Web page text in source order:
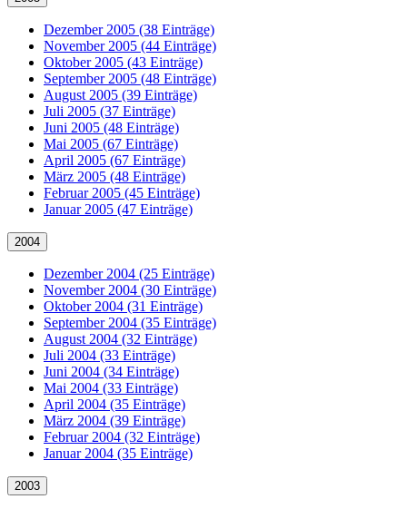
Dezember 2005 (38 Einträge)
November 2005 (44 Einträge)
Oktober 2005 (43 Einträge)
September 2005 (48 Einträge)
August 2005 (39 Einträge)
Juli 2005 (37 Einträge)
Juni 2005 (48 Einträge)
Mai 2005 (67 Einträge)
April 2005 (67 Einträge)
März 2005 (48 Einträge)
Februar 2005 (45 Einträge)
Januar 2005 (47 Einträge)
2004
Dezember 2004 (25 Einträge)
November 2004 (30 Einträge)
Oktober 2004 (31 Einträge)
September 2004 (35 Einträge)
August 2004 (32 Einträge)
Juli 2004 (33 Einträge)
Juni 2004 (34 Einträge)
Mai 2004 (33 Einträge)
April 2004 (35 Einträge)
März 2004 (39 Einträge)
Februar 2004 (32 Einträge)
Januar 2004 (35 Einträge)
2003